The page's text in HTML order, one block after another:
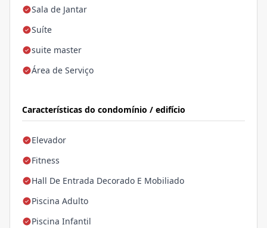
Sala de Jantar
Suíte
suite master
Área de Serviço
Características do condomínio / edifício
Elevador
Fitness
Hall De Entrada Decorado E Mobiliado
Piscina Adulto
Piscina Infantil